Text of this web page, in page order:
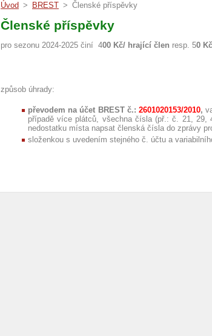
Úvod > BREST > Členské příspěvky
Členské příspěvky
pro sezonu 2024-2025 činí 400 Kč/ hrající člen resp. 50
způsob úhrady:
převodem na účet BREST č.:2601020153/2010,
případě více plátců, všechna čísla (př.: č. 21, 29,
nedostatku místa napsat členská čísla do zprávy
složenkou s uvedením stejného č. účtu a